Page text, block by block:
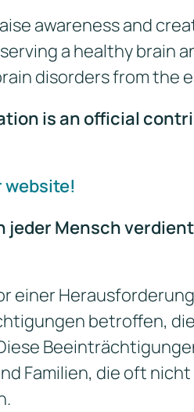
awareness and
a healthy brain
disorders from the
is an official
jeder Mensch
einer
betroffen,
Familien, die oft